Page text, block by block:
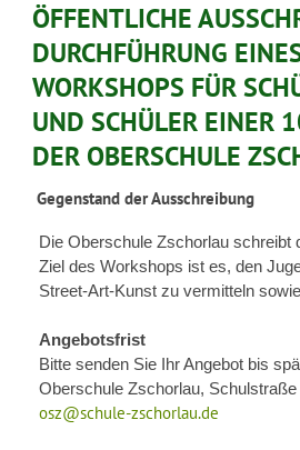
ÖFFENTLICHE
DURCHFÜHRUNG
WORKSHOPS FÜR
UND SCHÜLER EINER
DER OBERSCHULE
Gegenstand der Ausschreibung
Die Oberschule Zschorlau schreibt
Ziel des Workshops ist es, den
Street-Art-Kunst zu vermitteln
Angebotsfrist
Bitte senden Sie Ihr Angebot bis
Oberschule Zschorlau,
osz@schule-zschorlau.de